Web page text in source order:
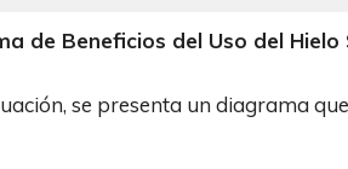
de Beneficios del Uso del Hielo
se presenta un diagrama